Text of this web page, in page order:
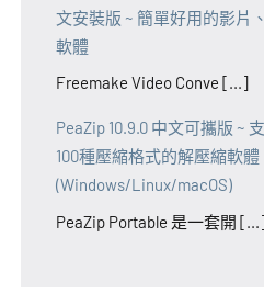
文安裝版 ~ 簡單好用的影片
軟體
Freemake Video Conve [...]
PeaZip 10.9.0 中文可攜版 ~
100種壓縮格式的解壓縮軟體
(Windows/Linux/macOS)
PeaZip Portable 是一套開